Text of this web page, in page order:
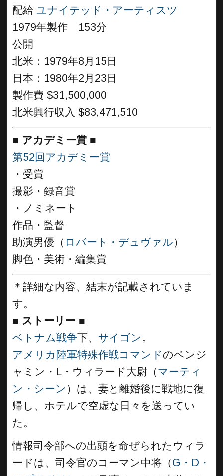
配給 ユナイテッド・アーティスツ
1979年製作 153分
公開
北米：1979年8月15日
日本：1980年2月23日
製作費 $31,500,000
北米興行収入 $83,471,510
■ アカデミー賞 ■
第52回アカデミー賞
・受賞
撮影・録音賞
・ノミネート
作品・監督
助演男優（ ロバート・デュヴァル）
脚色・美術・編集賞
＊詳細な内容、結末が記載されていま
す。
■ ストーリー ■
ベトナム戦争下、 サイゴン 。
アメリカ陸軍特殊作戦コマンドのベンジ
ャミン・L・ウィラード大尉（マーティ
ン・シーン ）は、妻と離婚後に戦地に復
帰し、ホテルで空虚な日々を送ってい
た。
情報司令部への出頭を命ぜられたウィラ
ードは、司令官のコーマン中将（G・D・